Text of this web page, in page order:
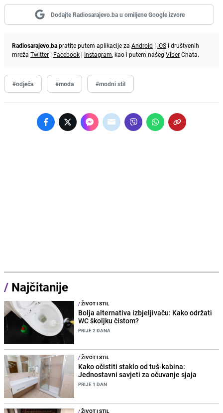
Dodajte Radiosarajevo.ba u omiljene Google izvore
Radiosarajevo.bapratite putem aplikacije za Android | iOS i društvenih
mreža Twitter | Facebook | Instagram, kao i putem našeg ViberChata.
#odjeća #moda #modni stil
/ Najčitanije
/ŽIVOT I STIL
Bolja alternativa izbjeljivaču: Kako održati
WC školjku čistom?
PRIJE 2 DANA
/ŽIVOT I STIL
Kako očistiti staklo od tuš-kabina:
Jednostavni savjeti za očuvanje sjaja
PRIJE 1 DAN
/ŽIVOT I STIL